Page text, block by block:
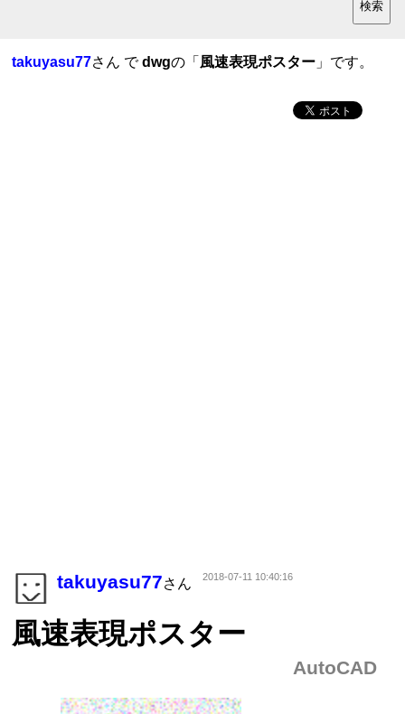
takuyasu77さん でdwgの「 風速表現ポスター 」です。
takuyasu77さん 2018-07-11 10:40:16
風速表現ポスター
AutoCAD